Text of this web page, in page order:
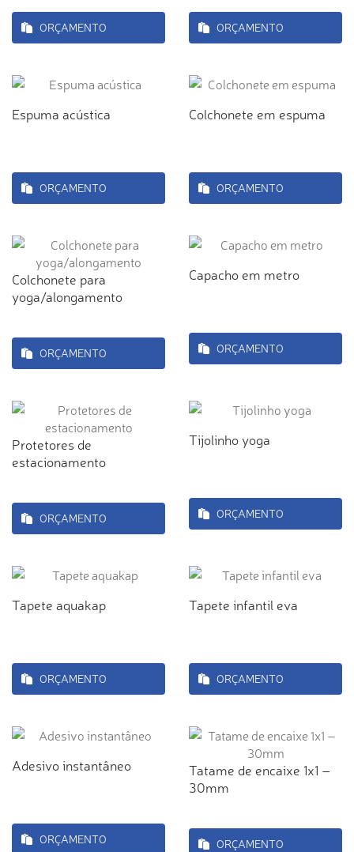
ORÇAMENTO ORÇAMENTO
Espuma acústica
ORÇAMENTO
Colchonete em espuma
ORÇAMENTO
Colchonete para
yoga/alongamento
ORÇAMENTO
Capacho em metro
ORÇAMENTO
Protetores de
estacionamento
ORÇAMENTO
Tijolinho yoga
ORÇAMENTO
Tapete aquakap
ORÇAMENTO
Tapete infantil eva
ORÇAMENTO
Adesivo instantâneo
ORÇAMENTO
Tatame de encaixe 1x1 –
30mm
ORÇAMENTO